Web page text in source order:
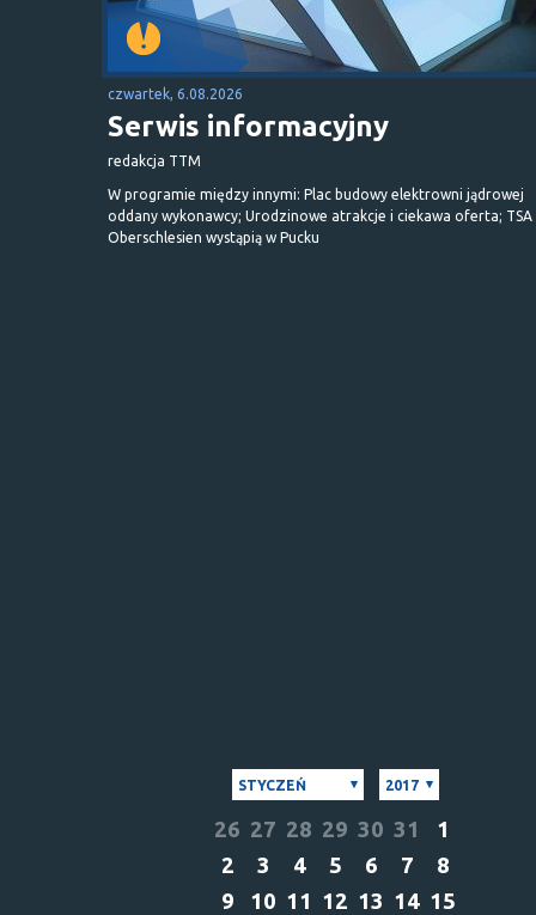
czwartek, 6.08.2026
Serwis informacyjny
redakcja TTM
W programie między innymi: Plac budowy elektrowni jądrowej
oddany wykonawcy; Urodzinowe atrakcje i ciekawa oferta; TSA
Oberschlesien wystąpią w Pucku
STYCZEŃ 2017
26 27 28 29 30 31
1
2
3 4 5 6 7
8
9
10 11 12 13 14 15